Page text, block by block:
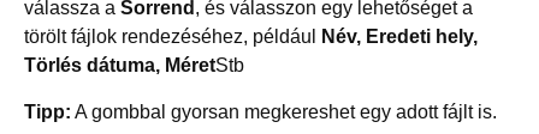
válassza a Sorrend , és válasszon egy lehetőséget a
törölt fájlok rendezéséhez, például
Név, Eredeti hely,
Törlés dátuma, MéretStb
Tipp: A gombbal gyorsan megkereshet egy adott fájlt is.